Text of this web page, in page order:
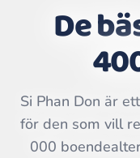
De
Si Phan Don är
för den som vill
000